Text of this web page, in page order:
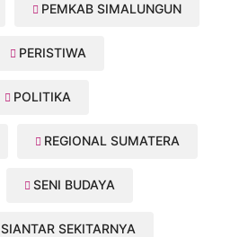
PEMKAB SIMALUNGUN
PERISTIWA
POLITIKA
REGIONAL SUMATERA
SENI BUDAYA
SIANTAR SEKITARNYA